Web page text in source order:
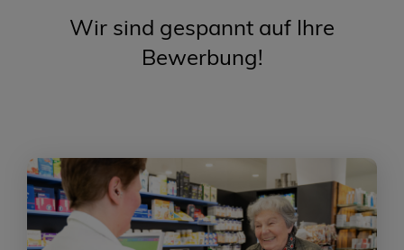
Wir sind gespannt auf Ihre
Bewerbung!